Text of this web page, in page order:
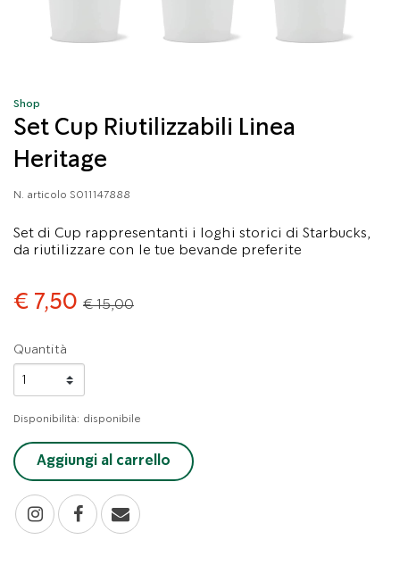
Shop
Set Cup Riutilizzabili Linea
Heritage
N. articolo S011147888
Set di Cup rappresentanti i loghi storici di Starbucks,
da riutilizzare con le tue bevande preferite
€ 7,50 Price reduced from
€ 15,00
Quantità
Disponibilità: disponibile
Aggiungi al carrello